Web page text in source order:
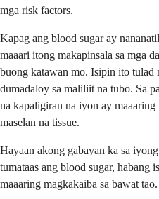
mga risk factors.
Kapag ang blood sugar ay
maaari itong makapinsala sa mga
buong katawan mo. Isipin ito tulad
dumadaloy sa maliliit na tubo. Sa
na kapaligiran na iyon ay maaaring
maselan na tissue.
Hayaan akong gabayan ka sa
tumataas ang blood sugar, habang
maaaring magkakaiba sa bawat tao.